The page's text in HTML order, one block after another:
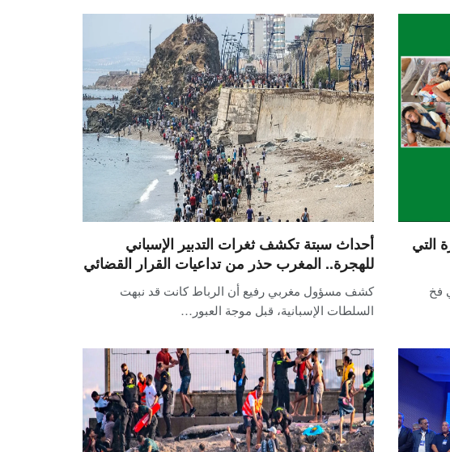
التي
فخ
أحداث سبتة تكشف ثغرات التدبير الإسباني
للهجرة.. المغرب حذر من تداعيات القرار القضائي
كشف مسؤول مغربي رفيع أن الرباط كانت قد نبهت
السلطات الإسبانية، قبل موجة العبور…